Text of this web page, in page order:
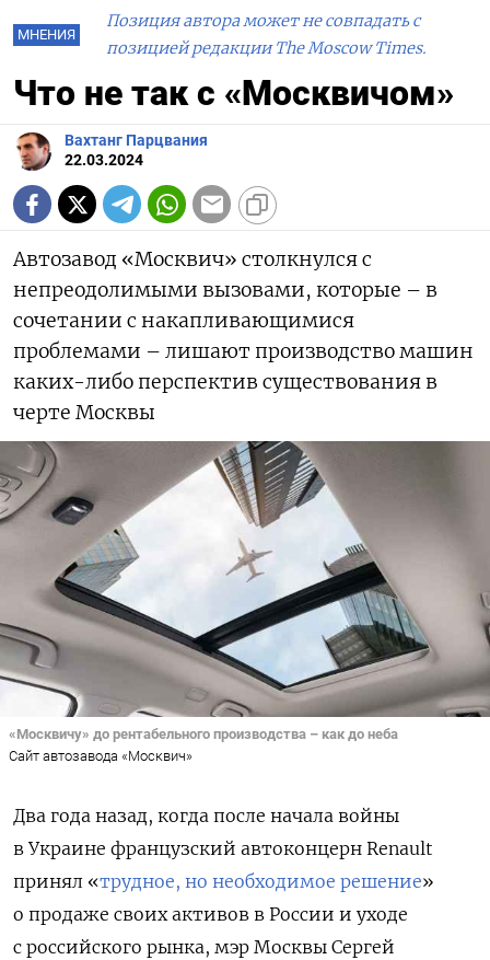
МНЕНИЯ
Позиция автора может не совпадать с
позицией редакции The Moscow Times.
Что не так с «Москвичом»
Вахтанг Парцвания
22.03.2024
Автозавод «Москвич» столкнулся с
непреодолимыми вызовами, которые – в
сочетании с накапливающимися
проблемами – лишают производство машин
каких-либо перспектив существования в
черте Москвы
«Москвичу» до рентабельного производства – как до неба
Сайт автозавода «Москвич»
Два года назад, когда после начала войны
в Украине французский автоконцерн Renault
принял «трудное, но необходимое решение»
о продаже своих активов в России и уходе
с российского рынка, мэр Москвы Сергей